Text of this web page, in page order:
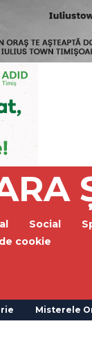
Social
cookie
Misterele